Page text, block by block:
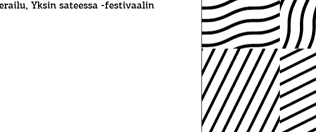
Yksin sateessa -festivaalin